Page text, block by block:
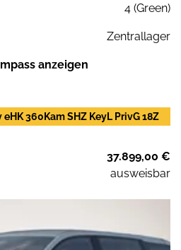
4 (Green)
Zentrallager
anzeigen
360Kam SHZ KeyL PrivG 18Z
37.899,00 €
ausweisbar